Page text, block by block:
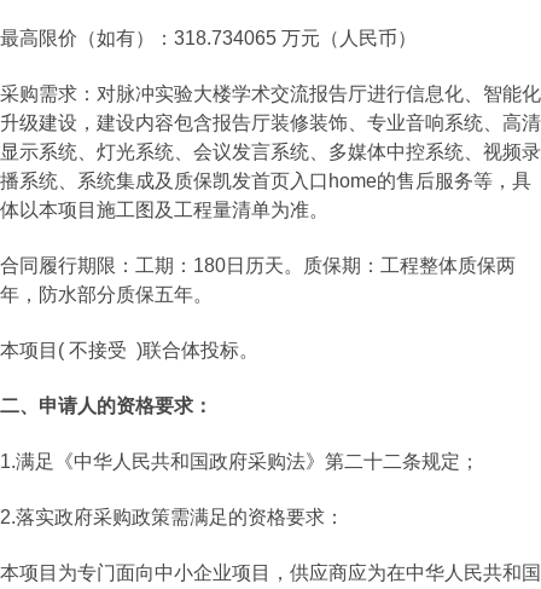
最高限价（如有）：318.734065 万元（人民币）
采购需求：对脉冲实验大楼学术交流报告厅进行信息化、智能化
升级建设，建设内容包含报告厅装修装饰、专业音响系统、高清
显示系统、灯光系统、会议发言系统、多媒体中控系统、视频录
播系统、系统集成及质保凯发首页入口home的售后服务等，具
体以本项目施工图及工程量清单为准。
合同履行期限：工期：180日历天。质保期：工程整体质保两
年，防水部分质保五年。
本项目( 不接受 )联合体投标。
二、申请人的资格要求：
1.满足《中华人民共和国政府采购法》第二十二条规定；
2.落实政府采购政策需满足的资格要求：
本项目为专门面向中小企业项目，供应商应为在中华人民共和国